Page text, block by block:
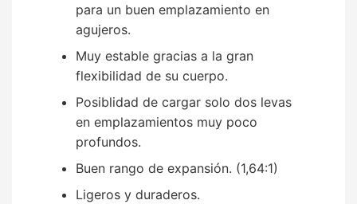
para un buen emplazamiento en
agujeros.
Muy estable gracias a la gran
flexibilidad de su cuerpo.
Posiblidad de cargar solo dos levas
en emplazamientos muy poco
profundos.
Buen rango de expansión. (1,64:1)
Ligeros y duraderos.